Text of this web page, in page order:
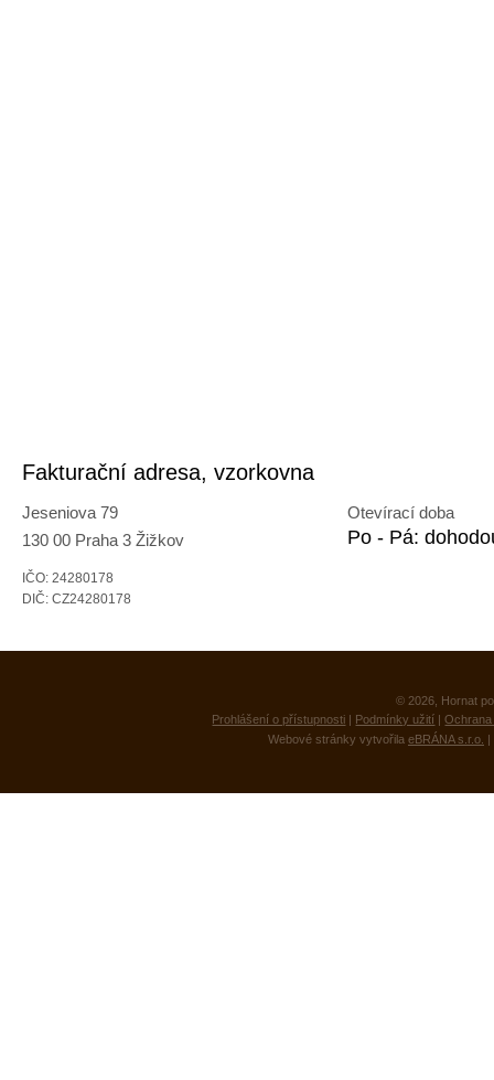
Fakturační adresa, vzorkovna
Jeseniova 79
130 00 Praha 3 Žižkov
IČO: 24280178
DIČ: CZ24280178
Otevírací doba
Po - Pá:
© 2026, Hornat
Prohlášení o přístupnosti | Podmínky užití |
Webové stránky vytvořila eBRÁNA s.r.o. |